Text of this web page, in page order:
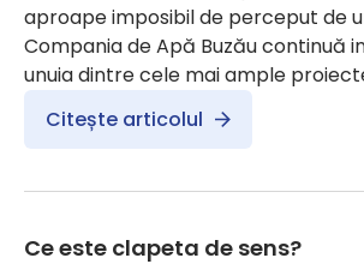
aproape imposibil de perceput de
Compania de Apă Buzău continuă
unuia dintre cele mai ample
Citește articolul
Ce este clapeta de sens?